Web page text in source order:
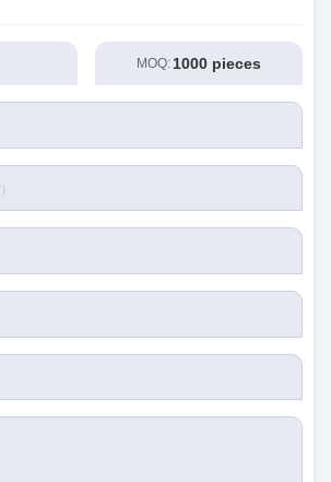
MOQ: 1000 pieces